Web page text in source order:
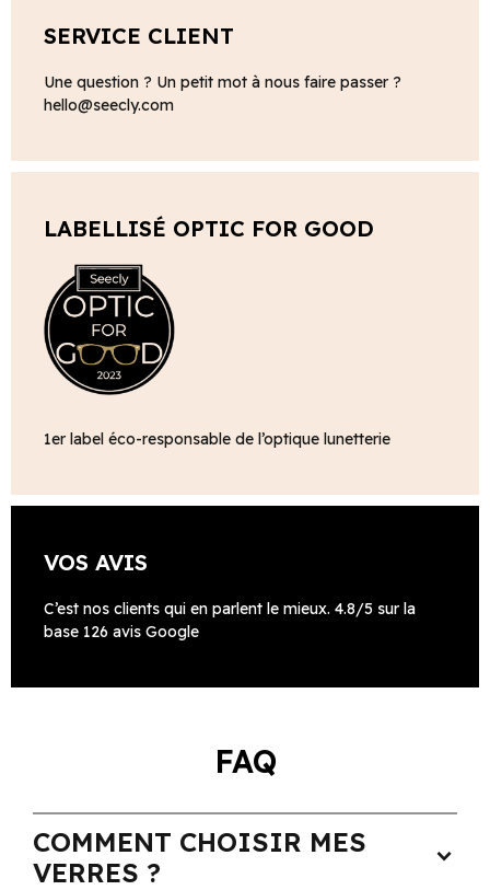
SERVICE CLIENT
Une question ? Un petit mot à nous faire passer ?
hello@seecly.com
LABELLISÉ OPTIC FOR GOOD
1er label éco-responsable de l’optique lunetterie
VOS AVIS
C’est nos clients qui en parlent le mieux. 4.8/5 sur la
base 126 avis Google
FAQ
COMMENT CHOISIR MES
VERRES ?
expand_more